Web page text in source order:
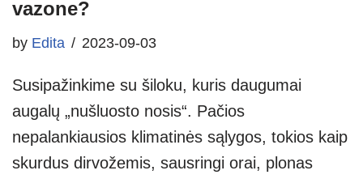
vazone?
by Edita 2023-09-03
Susipažinkime su šiloku, kuris daugumai
augalų „nušluosto nosis“. Pačios
nepalankiausios klimatinės sąlygos, tokios kaip
skurdus dirvožemis, sausringi orai, plonas